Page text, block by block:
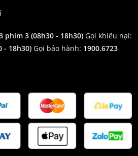
phím 3 (08h30 - 18h30) Gọi khiếu nại:
- 18h30) Gọi bảo hành: 1900.6723